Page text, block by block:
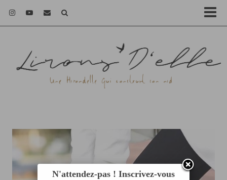
N'attendez-pas ! Inscrivez-vous